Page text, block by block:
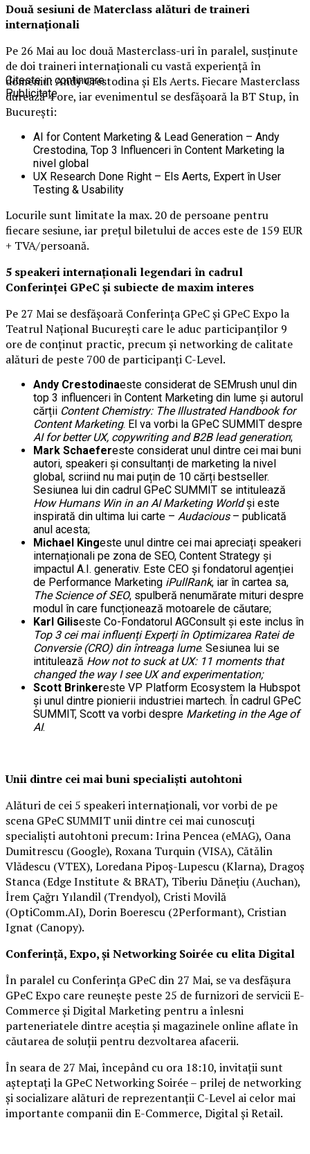
Două sesiuni de Materclass alături de traineri
internaționali
Pe 26 Mai au loc două Masterclass-uri în paralel, susținute
de doi traineri internaționali cu vastă experiență în
domeniu: Andy Crestodina și Els Aerts. Fiecare Masterclass
durează 4 ore, iar evenimentul se desfășoară la BT Stup, în
București:
AI for Content Marketing & Lead Generation – Andy
Crestodina, Top 3 Influenceri în Content Marketing la
nivel global
UX Research Done Right – Els Aerts, Expert în User
Testing & Usability
Locurile sunt limitate la max. 20 de persoane pentru
fiecare sesiune, iar prețul biletului de acces este de 159 EUR
+ TVA/persoană.
5 speakeri internaționali legendari în cadrul
Conferinței GPeC și subiecte de maxim interes
Pe 27 Mai se desfășoară Conferința GPeC și GPeC Expo la
Teatrul Național București care le aduc participanților 9
ore de conținut practic, precum și networking de calitate
alături de peste 700 de participanți C-Level.
Andy Crestodinaeste considerat de SEMrush unul din
top 3 influenceri în Content Marketing din lume și autorul
cărții Content Chemistry: The Illustrated Handbook for
Content Marketing. El va vorbi la GPeC SUMMIT despre
AI for better UX, copywriting and B2B lead generation;
Mark Schaefereste considerat unul dintre cei mai buni
autori, speakeri și consultanți de marketing la nivel
global, scriind nu mai puțin de 10 cărți bestseller.
Sesiunea lui din cadrul GPeC SUMMIT se intitulează
How Humans Win in an AI Marketing Worldși este
inspirată din ultima lui carte – Audacious– publicată
anul acesta;
Michael Kingeste unul dintre cei mai apreciați speakeri
internaționali pe zona de SEO, Content Strategy și
impactul A.I. generativ. Este CEO și fondatorul agenției
de Performance Marketing iPullRank, iar în cartea sa,
The Science of SEO, spulberă nenumărate mituri despre
modul în care funcționează motoarele de căutare;
Karl Giliseste Co-Fondatorul AGConsult și este inclus în
Top 3 cei mai influenți Experți în Optimizarea Ratei de
Conversie (CRO) din întreaga lume. Sesiunea lui se
intitulează How not to suck at UX: 11 moments that
changed the way I see UX and experimentation;
Scott Brinkereste VP Platform Ecosystem la Hubspot
și unul dintre pionierii industriei martech. În cadrul GPeC
SUMMIT, Scott va vorbi despre Marketing in the Age of
AI.
Unii dintre cei mai buni specialiști autohtoni
Alături de cei 5 speakeri internaționali, vor vorbi de pe
scena GPeC SUMMIT unii dintre cei mai cunoscuți
specialiști autohtoni precum: Irina Pencea (eMAG), Oana
Dumitrescu (Google), Roxana Turquin (VISA), Cătălin
Vlădescu (VTEX), Loredana Pipoș-Lupescu (Klarna), Dragoș
Stanca (Edge Institute & BRAT), Tiberiu Dănețiu (Auchan),
İrem Çağrı Yılandil (Trendyol), Cristi Movilă
(OptiComm.AI), Dorin Boerescu (2Performant), Cristian
Ignat (Canopy).
Conferință, Expo, și Networking Soirée cu elita Digital
În paralel cu Conferința GPeC din 27 Mai, se va desfășura
GPeC Expo care reunește peste 25 de furnizori de servicii E-
Commerce și Digital Marketing pentru a înlesni
parteneriatele dintre aceștia și magazinele online aflate în
căutarea de soluții pentru dezvoltarea afacerii.
În seara de 27 Mai, începând cu ora 18:10, invitații sunt
așteptați la GPeC Networking Soirée – prilej de networking
și socializare alături de reprezentanții C-Level ai celor mai
importante companii din E-Commerce, Digital și Retail.
Citeste in continuare
Publicitate